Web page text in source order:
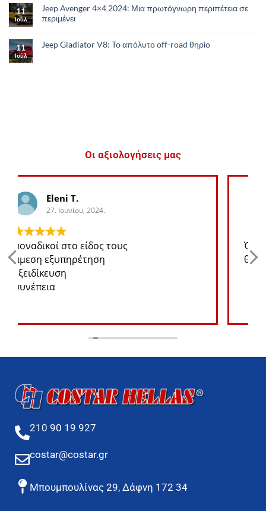
11
Ιούλ
Jeep Avenger 4×4 2024: Μια πρωτόγνωρη περιπέτεια σε
περιμένει
11
Ιούλ
Jeep Gladiator V8: Το απόλυτο οff-road θηρίο
Οι αξιολογήσεις μας
George K.
27. Ιουνίου, 2024.
Ότι ανταλλακτικό χρειάζομαι για το jeep
θα το βρω σε καλή τιμή
210 90 19 927
costar@costar.gr
Μπουμπουλίνας 29, Δάφνη 172 34